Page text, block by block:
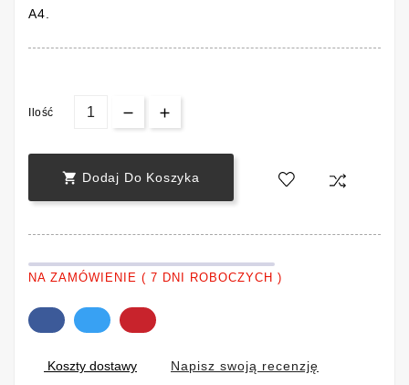
A4.
Ilość
 Dodaj Do Koszyka
NA ZAMÓWIENIE ( 7 DNI ROBOCZYCH )
Koszty dostawy Napisz swoją recenzję